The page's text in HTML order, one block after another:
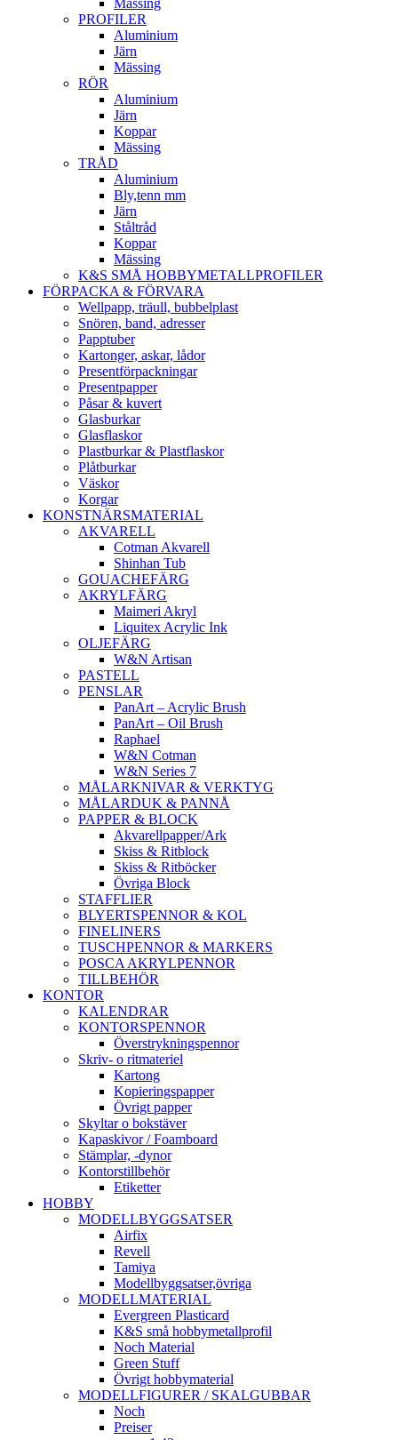
PROFILER
Aluminium
Järn
Mässing
RÖR
Aluminium
Järn
Koppar
Mässing
TRÅD
Aluminium
Bly,tenn mm
Järn
Ståltråd
Koppar
Mässing
K&S SMÅ HOBBYMETALLPROFILER
FÖRPACKA & FÖRVARA
Wellpapp, träull, bubbelplast
Snören, band, adresser
Papptuber
Kartonger, askar, lådor
Presentförpackningar
Presentpapper
Påsar & kuvert
Glasburkar
Glasflaskor
Plastburkar & Plastflaskor
Plåtburkar
Väskor
Korgar
KONSTNÄRSMATERIAL
AKVARELL
Cotman Akvarell
Shinhan Tub
GOUACHEFÄRG
AKRYLFÄRG
Maimeri Akryl
Liquitex Acrylic Ink
OLJEFÄRG
W&N Artisan
PASTELL
PENSLAR
PanArt – Acrylic Brush
PanArt – Oil Brush
Raphael
W&N Cotman
W&N Series 7
MÅLARKNIVAR & VERKTYG
MÅLARDUK & PANNÅ
PAPPER & BLOCK
Akvarellpapper/Ark
Skiss & Ritblock
Skiss & Ritböcker
Övriga Block
STAFFLIER
BLYERTSPENNOR & KOL
FINELINERS
TUSCHPENNOR & MARKERS
POSCA AKRYLPENNOR
TILLBEHÖR
KONTOR
KALENDRAR
KONTORSPENNOR
Överstrykningspennor
Skriv- o ritmateriel
Kartong
Kopieringspapper
Övrigt papper
Skyltar o bokstäver
Kapaskivor / Foamboard
Stämplar, -dynor
Kontorstillbehör
Etiketter
HOBBY
MODELLBYGGSATSER
Airfix
Revell
Tamiya
Modellbyggsatser,övriga
MODELLMATERIAL
Evergreen Plasticard
K&S små hobbymetallprofil
Noch Material
Green Stuff
Övrigt hobbymaterial
MODELLFIGURER / SKALGUBBAR
Noch
Preiser